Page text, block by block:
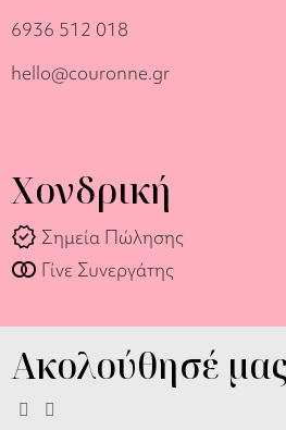
6936 512 018
hello@couronne.gr
Χονδρική
verified Σημεία Πώλησης
join_full Γίνε Συνεργάτης
Ακολούθησέ μας